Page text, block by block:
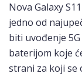
Nova Galaxy
jedno od
biti uvođenje
baterijom koje
strani za koji se